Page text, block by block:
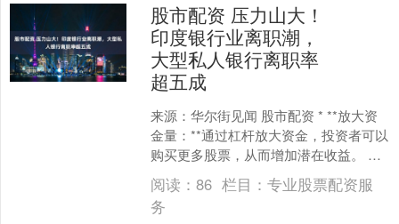
股市配资 压力山大！
印度银行业离职潮，
大型私人银行离职率
超五成
来源：华尔街见闻 股市配资 * **放大资
金量：**通过杠杆放大资金，投资者可以
购买更多股票，从而增加潜在收益。 印
度金融业的员工离职率位居世界最高之
列，原因主....
阅读：86 栏目：专业股票配资服
务